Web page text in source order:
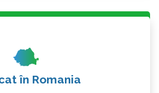
în Romania